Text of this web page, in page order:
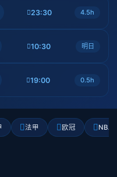
23:30 4.5h
10:30 明日
19:00 0.5h
法甲 欧冠 NBA